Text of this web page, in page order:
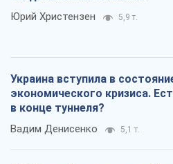
Юрий Христензен 5,9 т.
Украина вступила в
экономического кризиса.
в конце туннеля?
Вадим Денисенко 5,1 т.